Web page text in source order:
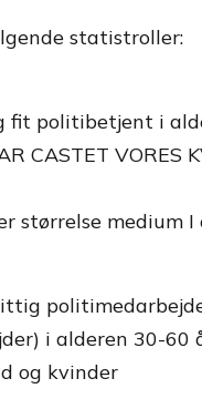
statistroller:
fit politibetjent i
CASTET VORES
størrelse medium I
i alderen 30-60
og kvinder